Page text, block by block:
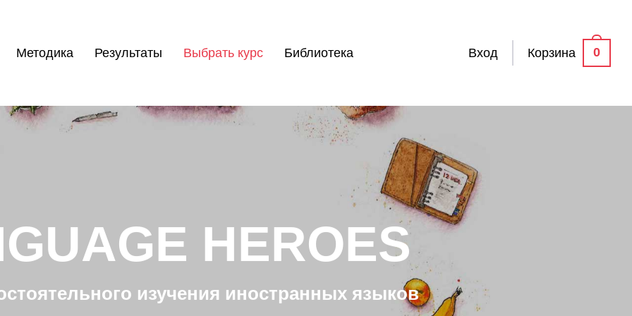
Методика Результаты Выбрать курс Библиотека Вход Корзина 0
HEROES
изучения иностранных языков